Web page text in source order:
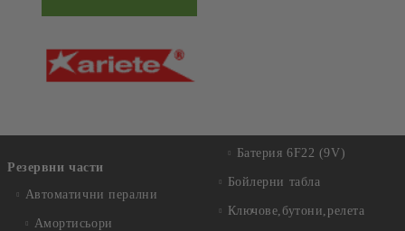
Резервни части
Автоматични перални
Амортисьори
Батерия 6F22 (9V)
Бойлерни табла
Ключове,бутони,релета